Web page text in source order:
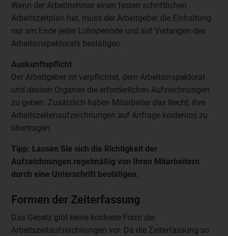
Wenn der Arbeitnehmer einen festen schriftlichen
Arbeitszeitplan hat, muss der Arbeitgeber die Einhaltung
nur am Ende jeder Lohnperiode und auf Verlangen des
Arbeitsinspektorats bestätigen.
Auskunftspflicht
Der Arbeitgeber ist verpflichtet, dem Arbeitsinspektorat
und dessen Organen die erforderlichen Aufzeichnungen
zu geben. Zusätzlich haben Mitarbeiter das Recht, ihre
Arbeitszeitenaufzeichnungen auf Anfrage kostenlos zu
übertragen.
Tipp: Lassen Sie sich die Richtigkeit der
Aufzeichnungen regelmäßig von Ihren Mitarbeitern
durch eine Unterschrift bestätigen.
Formen der Zeiterfassung
Das Gesetz gibt keine konkrete Form der
Arbeitszeitaufzeichnungen vor. Da die Zeiterfassung so